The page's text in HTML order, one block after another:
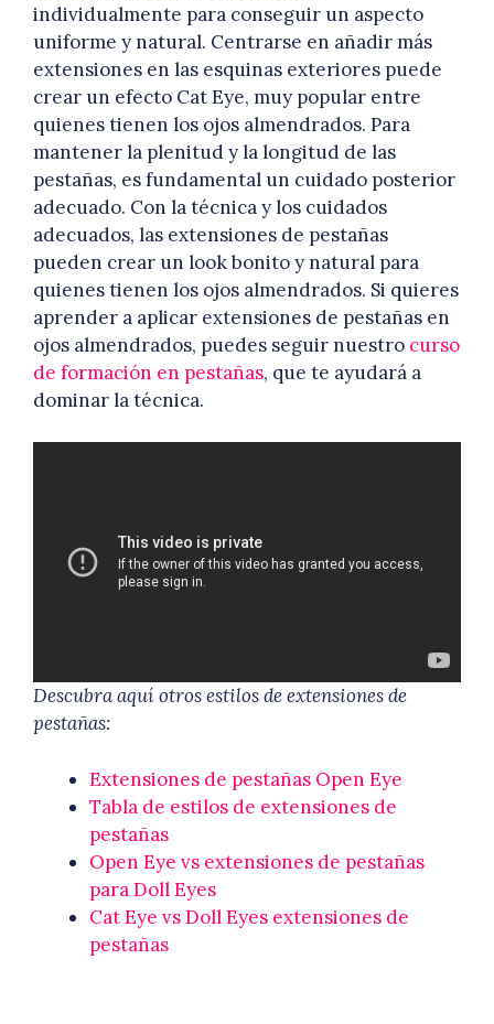
individualmente para conseguir un aspecto
uniforme y natural. Centrarse en añadir más
extensiones en las esquinas exteriores puede
crear un efecto Cat Eye, muy popular entre
quienes tienen los ojos almendrados. Para
mantener la plenitud y la longitud de las
pestañas, es fundamental un cuidado posterior
adecuado. Con la técnica y los cuidados
adecuados, las extensiones de pestañas
pueden crear un look bonito y natural para
quienes tienen los ojos almendrados. Si quieres
aprender a aplicar extensiones de pestañas en
ojos almendrados, puedes seguir nuestro curso
de formación en pestañas, que te ayudará a
dominar la técnica.
Descubra aquí otros estilos de extensiones de
pestañas:
Extensiones de pestañas Open Eye
Tabla de estilos de extensiones de
pestañas
Open Eye vs extensiones de pestañas
para Doll Eyes
Cat Eye vs Doll Eyes extensiones de
pestañas